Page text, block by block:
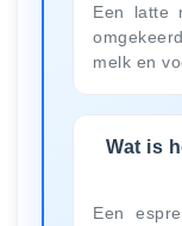
Een latte
melk en
Wat is
Een